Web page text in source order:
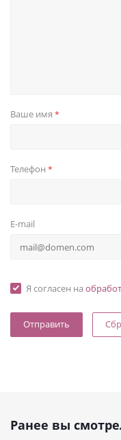
Ваше имя *
Телефон *
E-mail
Я согласен на
Ранее вы